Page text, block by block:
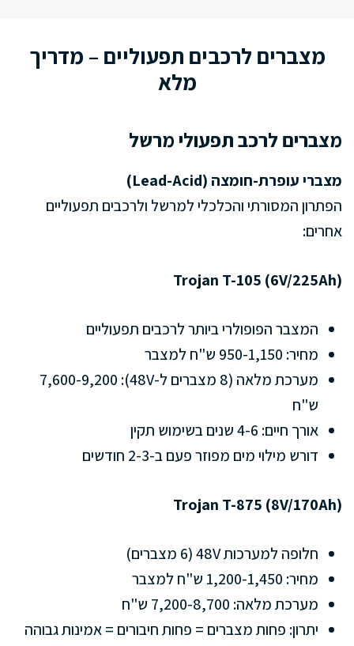
מצברים לרכבים תפעוליים – מדריך
מלא
מצברים לרכב תפעולי מרשל
מצברי עופרת-חומצה (Lead-Acid)
הפתרון המסורתי והכלכלי למרשל ולרכבים תפעוליים
אחרים:
Trojan T-105 (6V/225Ah)
המצבר הפופולרי ביותר לרכבים תפעוליים
מחיר: 950-1,150 ש"ח למצבר
מערכת מלאה (8 מצברים ל-48V): 7,600-9,200
ש"ח
אורך חיים: 4-6 שנים בשימוש תקין
דורש מילוי מים מפוזר פעם ב-2-3 חודשים
Trojan T-875 (8V/170Ah)
חלופה למערכות 48V (6 מצברים)
מחיר: 1,200-1,450 ש"ח למצבר
מערכת מלאה: 7,200-8,700 ש"ח
יתרון: פחות מצברים = פחות חיבורים = אמינות גבוהה